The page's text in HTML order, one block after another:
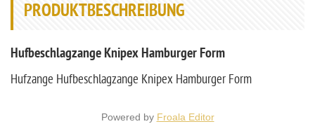
PRODUKTBESCHREIBUNG
Hufbeschlagzange Knipex Hamburger Form
Hufzange Hufbeschlagzange Knipex Hamburger Form
Powered by Froala Editor